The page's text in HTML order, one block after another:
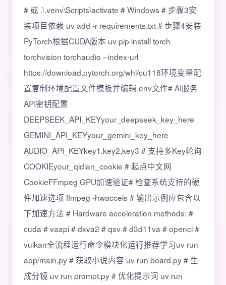
# 或 .\.venv\Scripts\activate # Windows # 步骤3安
装项目依赖 uv add -r requirements.txt # 步骤4安装
PyTorch根据CUDA版本 uv pip install torch
torchvision torchaudio --index-url
https://download.pytorch.org/whl/cu118环境变量配
置复制环境配置文件模板并编辑.env文件# AI服务
API密钥配置
DEEPSEEK_API_KEYyour_deepseek_key_here
GEMINI_API_KEYyour_gemini_key_here
AUDIO_API_KEYkey1,key2,key3 # 支持多Key轮询
COOKIEyour_qidian_cookie # 起点中文网
CookieFFmpeg GPU加速验证# 检查系统支持的硬
件加速选项 ffmpeg -hwaccels # 输出示例应包含以
下加速方法 # Hardware acceleration methods: #
cuda # vaapi # dxva2 # qsv # d3d11va # opencl #
vulkan全流程运行命令模块化运行推荐学习uv run
app/main.py # 获取小说内容 uv run board.py # 生
成分镜 uv run prompt.py # 优化提示词 uv run